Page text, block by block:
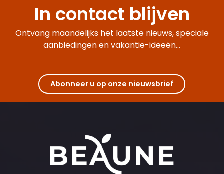
In contact blijven
Ontvang maandelijks het laatste nieuws, speciale
aanbiedingen en vakantie-ideeën...
Abonneer u op onze nieuwsbrief